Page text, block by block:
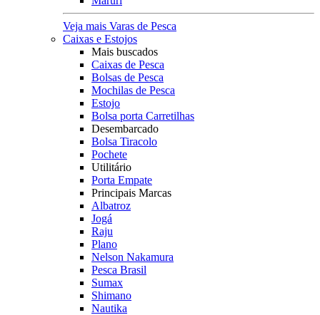
Veja mais Varas de Pesca
Caixas e Estojos
Mais buscados
Caixas de Pesca
Bolsas de Pesca
Mochilas de Pesca
Estojo
Bolsa porta Carretilhas
Desembarcado
Bolsa Tiracolo
Pochete
Utilitário
Porta Empate
Principais Marcas
Albatroz
Jogá
Raju
Plano
Nelson Nakamura
Pesca Brasil
Sumax
Shimano
Nautika